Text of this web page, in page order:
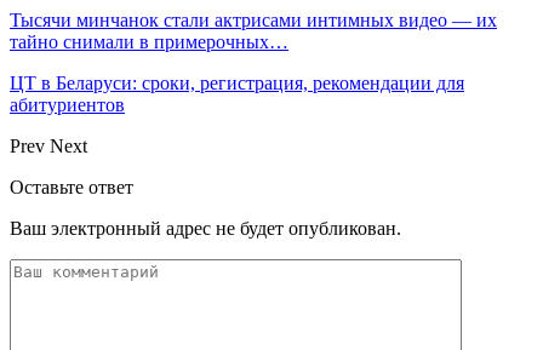
Тысячи минчанок стали актрисами интимных видео — их
тайно снимали в примерочных…
ЦТ в Беларуси: сроки, регистрация, рекомендации для
абитуриентов
Prev Next
Оставьте ответ
Ваш электронный адрес не будет опубликован.